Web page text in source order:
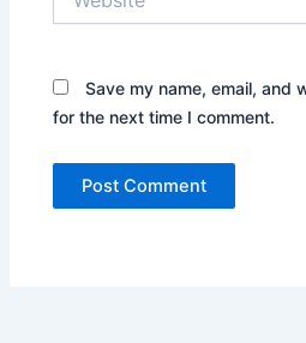
Save my name, email, and
for the next time I comment.